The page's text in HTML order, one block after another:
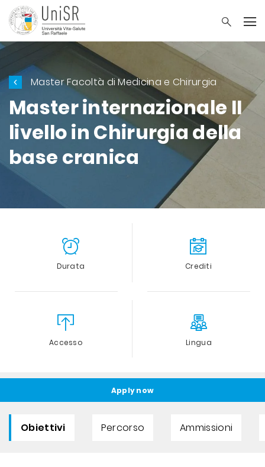
Master Facoltà di Medicina e Chirurgia
Master internazionale II
livello in Chirurgia della
base cranica
Durata Crediti
Accesso Lingua
Apply now
Obiettivi Percorso Ammissioni